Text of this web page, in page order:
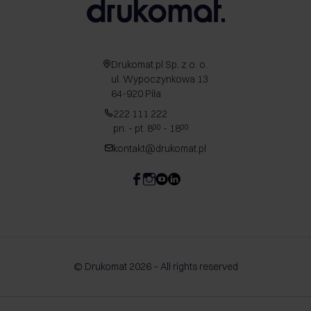
Drukomat.pl Sp. z o. o.
ul. Wypoczynkowa 13
64-920 Piła
222 111 222
pn. - pt. 800 - 1800
kontakt@drukomat.pl
© Drukomat 2026 – All rights reserved